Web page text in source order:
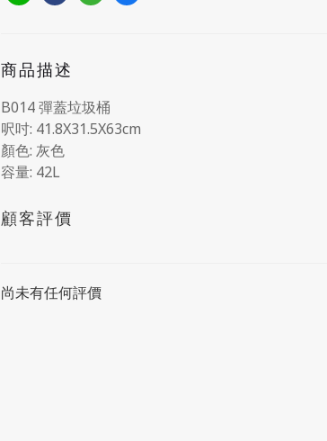
商品描述
B014 彈蓋垃圾桶
呎吋: 41.8X31.5X63cm
顏色: 灰色
容量: 42L
顧客評價
尚未有任何評價